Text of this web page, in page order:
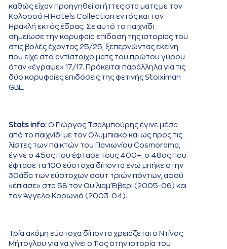
καθώς είχαν προηγηθεί οι ήττες στα ματς με τον
Κολοσσό H Hotels Collection εντός και τον
Ηρακλή εκτός έδρας. Σε αυτό το παιχνίδι
σημείωσε την κορυφαία επίδοση της ιστορίας του
στις βολές έχοντας 25/25, ξεπερνώντας εκείνη
που είχε στο αντίστοιχο ματς του πρώτου γύρου
όταν «έγραψε» 17/17. Πρόκειται παράλληλα για τις
δύο κορυφαίες επιδόσεις της φετινής Stoiximan
GBL.
Stats info: Ο Γιώργος Τσαλμπούρης έγινε μέσα
από το παιχνίδι με τον Ολυμπιακό και ως προς τις
λίστες των παικτών του Πανιωνίου Cosmorama,
έγινε ο 45ος που έφτασε τους 400+, ο 48ος που
έφτασε τα 100 εύστοχα δίποντα ενώ μπήκε στην
30άδα των εύστοχων σουτ τριών πόντων, αφού
«έπιασε» στα 58 τον Ουΐλιαμ Έιβερι (2005-06) και
τον Άγγελο Κορωνιό (2003-04).
Τρία ακόμη εύστοχα δίποντα χρειάζεται ο Ντίνος
Μήτογλου για να γίνει ο 11ος στην ιστορία του